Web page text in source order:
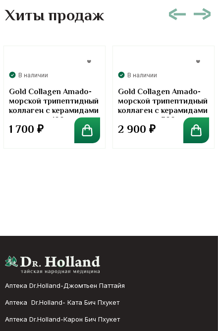
Хиты продаж
В наличии
Gold Collagen Amado-
морской трипептидный
коллаген с керамидами
в порошке. 100 грамм
1 700 ₽
В наличии
Gold Collagen Amado-
морской трипептидный
коллаген с керамидами
в порошке. 300 грамм
2 900 ₽
Аптека Dr.Holland-Джомтьен Паттайя
Аптека Dr.Holland- Ката Бич Пхукет
Аптека Dr.Holland-Карон Бич Пхукет